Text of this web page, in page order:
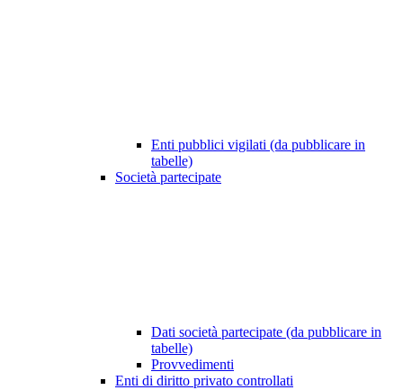
Enti pubblici vigilati (da pubblicare in
tabelle)
Società partecipate
Dati società partecipate (da pubblicare in
tabelle)
Provvedimenti
Enti di diritto privato controllati